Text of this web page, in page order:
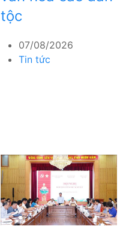
tộc
07/08/2026
Tin tức